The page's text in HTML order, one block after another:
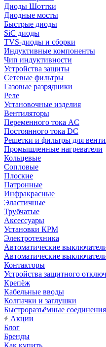
Диоды Шоттки
Диодные мосты
Быстрые диоды
SiC диоды
TVS-диоды и сборки
Индуктивные компоненты
Чип индуктивности
Устройства защиты
Сетевые фильтры
Газовые разрядники
Реле
Установочные изделия
Вентиляторы
Переменного тока AC
Постоянного тока DC
Решетки и фильтры для
Промышленные нагреватели
Кольцевые
Сопловые
Плоские
Патронные
Инфракрасные
Эластичные
Трубчатые
Аксессуары
Установки КРМ
Электротехника
Автоматические
Автоматические
Контакторы
Устройства защитного
Крепёж
Кабельные вводы
Колпачки и заглушки
Быстроразъёмные соединения
Акции
Блог
Бренды
Как купить